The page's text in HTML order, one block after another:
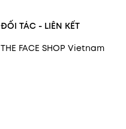
ĐỐI TÁC - LIÊN KẾT
THE FACE SHOP Vietnam